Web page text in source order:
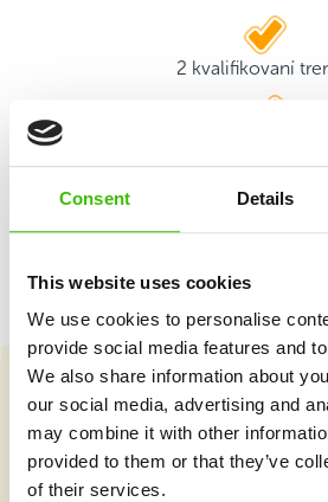
Consent Details
This website uses cookies
We use cookies to personalise
provide social media features and
We also share information about
our social media, advertising and
may combine it with other
provided to them or that they’ve
of their services.
2 kvalifikovaní
Hrací plán s motivačními
Vybrat kurz